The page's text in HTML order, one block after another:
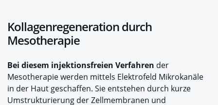
Kollagenregeneration durch
Mesotherapie
Bei diesem injektionsfreien Verfahren der
Mesotherapie werden mittels Elektrofeld Mikrokanäle
in der Haut geschaffen. Sie entstehen durch kurze
Umstrukturierung der Zellmembranen und